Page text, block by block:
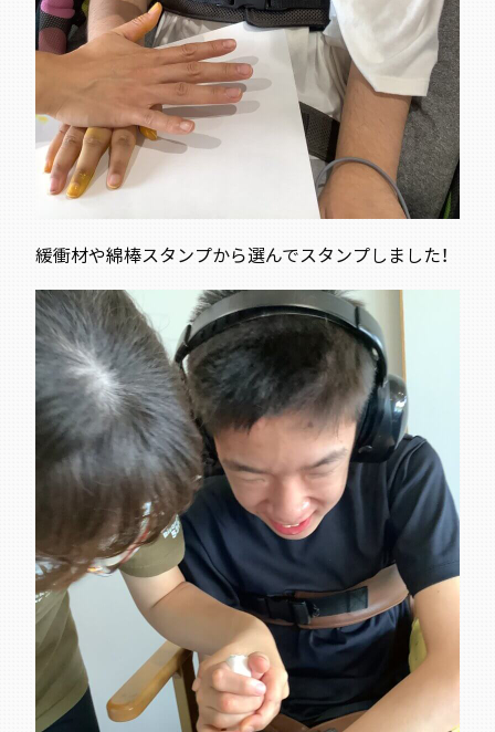
緩衝材や綿棒スタンプから選んでスタンプしました！